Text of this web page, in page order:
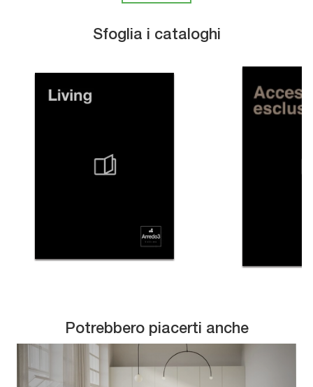
Sfoglia i cataloghi
Potrebbero piacerti anche